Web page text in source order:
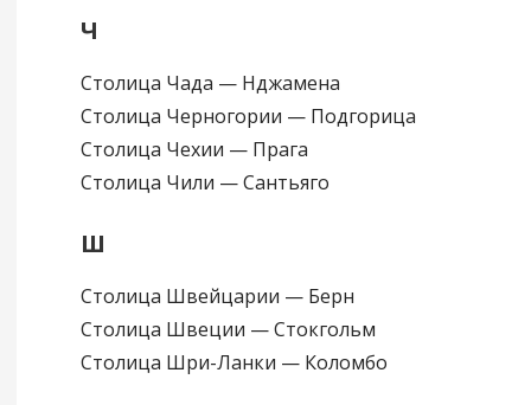
Ч
Столица Чада — Нджамена
Столица Черногории — Подгорица
Столица Чехии — Прага
Столица Чили — Сантьяго
Ш
Столица Швейцарии — Берн
Столица Швеции — Стокгольм
Столица Шри-Ланки — Коломбо